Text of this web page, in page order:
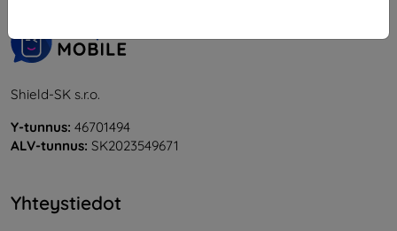
Shield-SK s.r.o.
Y-tunnus: 46701494
ALV-tunnus: SK2023549671
Yhteystiedot